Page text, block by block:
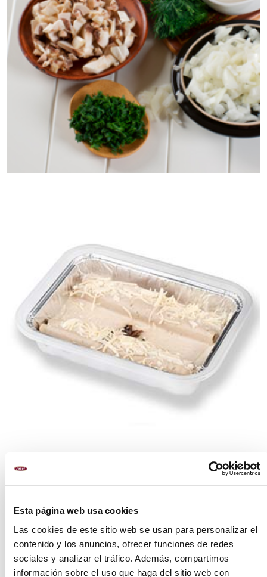
Esta página web usa cookies
Las cookies de este sitio web se usan para personalizar el
contenido y los anuncios, ofrecer funciones de redes
sociales y analizar el tráfico. Además, compartimos
información sobre el uso que haga del sitio web con
2 u. de 14 cm (85 gr./u)
6 u. de 14 cm (85 gr./u)
PREPARACIÓN